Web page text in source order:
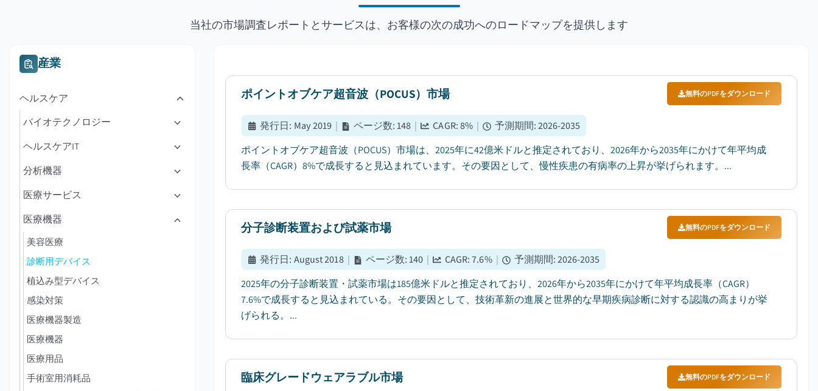
当社の市場調査レポートとサービスは、お客様の次の成功へのロードマップを提供します
産業
ヘルスケア
バイオテクノロジー
ヘルスケアIT
分析機器
医療サービス
医療機器
美容医療
診断用デバイス
植込み型デバイス
感染対策
医療機器製造
医療機器
医療用品
手術室用消耗品
ポイントオブケア超音波（POCUS）市場 無料のPDFをダウンロード
発行日: May 2019 | ページ数:148 | CAGR:8% | 予測期間:2026-2035
ポイントオブケア超音波（POCUS）市場は、2025年に42億米ドルと推定されており、2026年から2035年にかけて年平均成
長率（CAGR）8%で成長すると見込まれています。その要因として、慢性疾患の有病率の上昇が挙げられます。...
分子診断装置および試薬市場 無料のPDFをダウンロード
発行日: August 2018 | ページ数:140 | CAGR:7.6% | 予測期間:2026-2035
2025年の分子診断装置・試薬市場は185億米ドルと推定されており、2026年から2035年にかけて年平均成長率（CAGR）
7.6%で成長すると見込まれている。その要因として、技術革新の進展と世界的な早期疾病診断に対する認識の高まりが挙
げられる。...
臨床グレードウェアラブル市場 無料のPDFをダウンロード